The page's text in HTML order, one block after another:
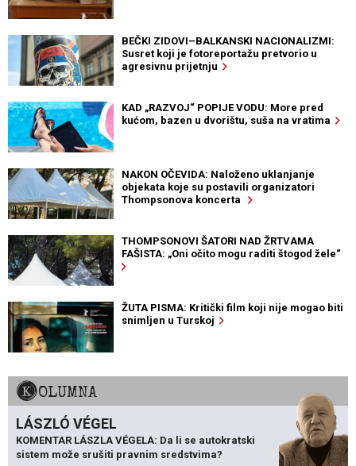
BEČKI ZIDOVI–BALKANSKI NACIONALIZMI:
Susret koji je fotoreportažu pretvorio u
agresivnu prijetnju
KAD „RAZVOJ“ POPIJE VODU: More pred
kućom, bazen u dvorištu, suša na vratima
NAKON OČEVIDA: Naloženo uklanjanje
objekata koje su postavili organizatori
Thompsonova koncerta
THOMPSONOVI ŠATORI NAD ŽRTVAMA
FAŠISTA: „Oni očito mogu raditi štogod žele“
ŽUTA PISMA: Kritički film koji nije mogao biti
snimljen u Turskoj
KOLUMNA
LÁSZLÓ VÉGEL
KOMENTAR LÁSZLA VÉGELA: Da li se autokratski
sistem može srušiti pravnim sredstvima?